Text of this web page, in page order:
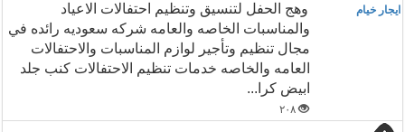
ايجار خيام
وهج الحفل لتنسيق وتنظيم احتفالات الاعياد
والمناسبات الخاصه والعامه شركه سعوديه رائده في
مجال تنظيم وتأجير لوازم المناسبات والاحتفالات
العامه والخاصه خدمات تنظيم الاحتفالات كنب جلد
ابيض كرا...
٢٠٨